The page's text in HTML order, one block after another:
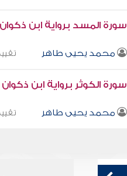
سورة المسد برواية ابن
محمد يحيى طاهر
سورة الكوثر برواية ابن
محمد يحيى طاهر